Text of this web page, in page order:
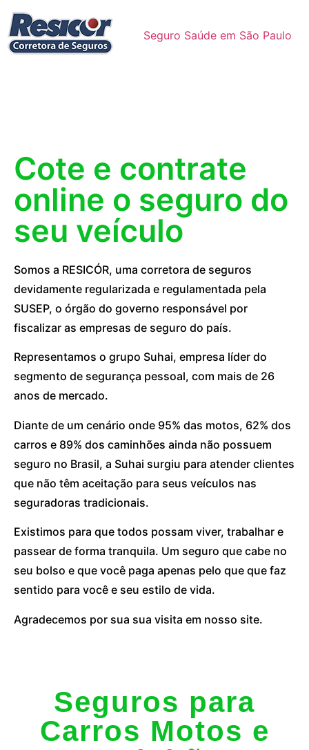
Seguro Saúde em São Paulo
Cote e contrate
online o seguro do
seu veículo
Somos a RESICÓR, uma corretora de seguros
devidamente regularizada e regulamentada pela
SUSEP, o órgão do governo responsável por
fiscalizar as empresas de seguro do país.
Representamos o grupo Suhai, empresa líder do
segmento de segurança pessoal, com mais de 26
anos de mercado.
Diante de um cenário onde 95% das motos, 62% dos
carros e 89% dos caminhões ainda não possuem
seguro no Brasil, a Suhai surgiu para atender clientes
que não têm aceitação para seus veículos nas
seguradoras tradicionais.
Existimos para que todos possam viver, trabalhar e
passear de forma tranquila. Um seguro que cabe no
seu bolso e que você paga apenas pelo que que faz
sentido para você e seu estilo de vida.
Agradecemos por sua sua visita em nosso site.
Seguros para
Carros Motos e